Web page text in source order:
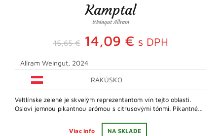
Kamptal
Weingut Allram
15,65€ Pôvodná
cena
bola:
15,65 €.
14,09 €Aktuálna
14,09 €.
s DPH
Allram Weingut, 2024
RAKÚSKO
Veltlínske zelené je skvelým reprezentantom vín tejto oblasti.
Osloví jemnou pikantnou arómou s citrusovými tónmi. Pikantné…
Viac info NA SKLADE